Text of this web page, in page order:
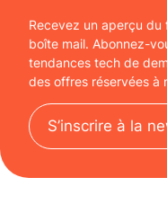
Recevez un aperçu
boîte mail. Abonnez-
tendances tech de
des offres réservées à
S’inscrire à la